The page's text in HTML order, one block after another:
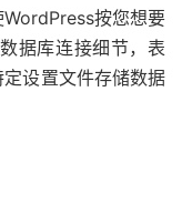
按您想要
据库连接细节，表
设置文件存储数据